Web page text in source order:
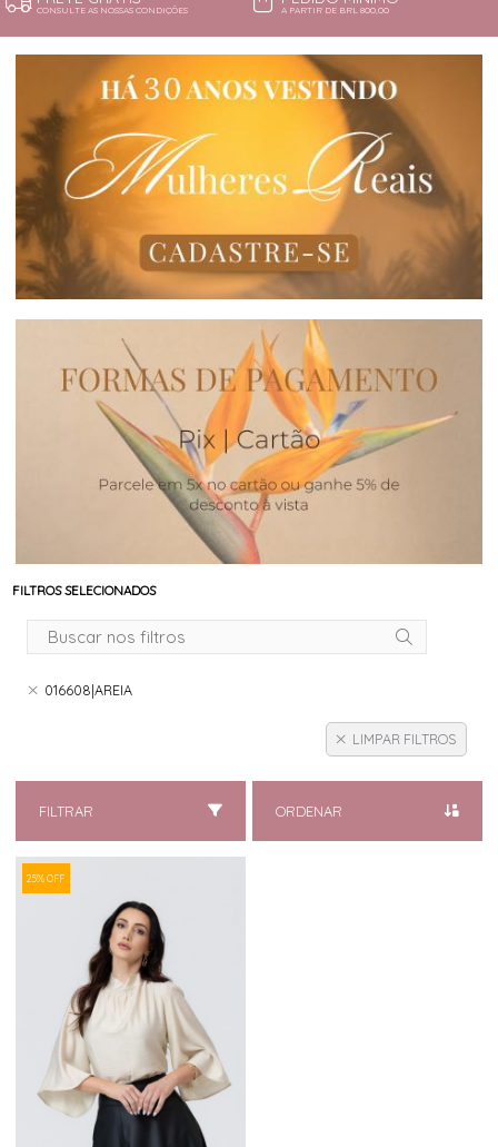
CONSULTE AS NOSSAS CONDIÇÕES A PARTIR DE BRL 800,00
FILTROS SELECIONADOS
016608|AREIA
LIMPAR FILTROS
FILTRAR ORDENAR
25% OFF